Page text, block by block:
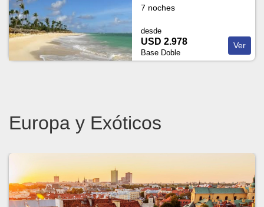
7 noches
desde
USD 2.978
Base Doble
Ver
Europa y Exóticos